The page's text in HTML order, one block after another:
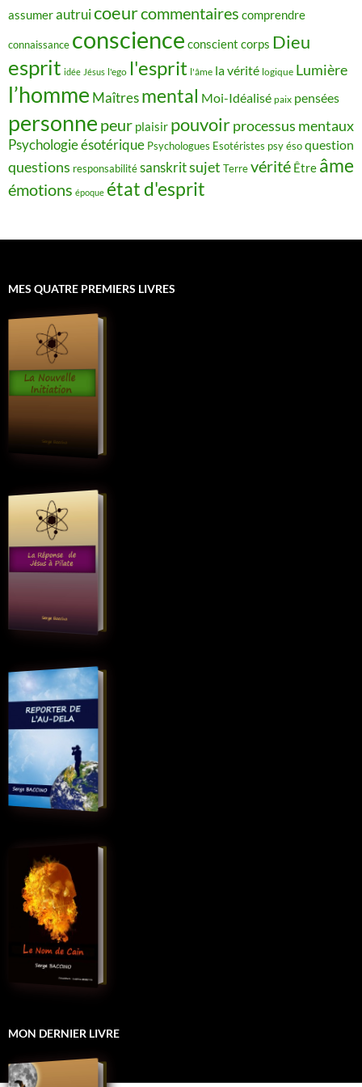
assumerautruicoeurcommentaires comprendre
connaissance conscience conscient corps Dieu
esprit idée Jésus l'ego l'esprit l'âme la vérité logique Lumière
l’homme Maîtres mental Moi-Idéalisé paix pensées
personne peur plaisir pouvoirprocessus mentaux
Psychologie ésotérique Psychologues Esotéristes psy ésoquestion
questions responsabilitésanskritsujet Terrevérité Être âme
émotions époque état d'esprit
MES QUATRE PREMIERS LIVRES
MON DERNIER LIVRE